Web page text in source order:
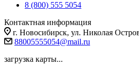
8 (800) 555 5054
Контактная информация
г. Новосибирск, ул. Николая
88005555054@mail.ru
загрузка карты...